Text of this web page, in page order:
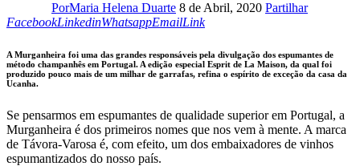
PorMaria Helena Duarte 8 de Abril, 2020 Partilhar
FacebookLinkedin
LinkedinWhatsapp
WhatsappEmail
EmailCopy
clipboard
Link
A Murganheira foi uma das grandes responsáveis pela divulgação dos espumantes de
método champanhês em Portugal. A edição especial Esprit de La Maison, da qual foi
produzido pouco mais de um milhar de garrafas, refina o espírito de exceção da casa da
Ucanha.
Se pensarmos em espumantes de qualidade superior em Portugal, a
Murganheira é dos primeiros nomes que nos vem à mente. A marca
de Távora-Varosa é, com efeito, um dos embaixadores de vinhos
espumantizados do nosso país.